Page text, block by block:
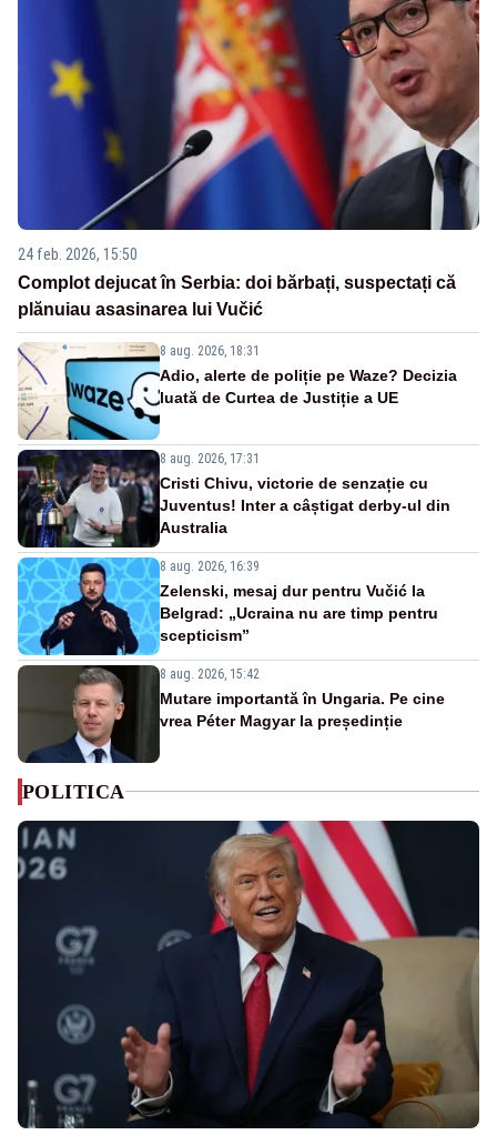
24 feb. 2026, 15:50
Complot dejucat în Serbia: doi bărbați, suspectați că
plănuiau asasinarea lui Vučić
8 aug. 2026, 18:31
Adio, alerte de poliție pe Waze? Decizia
luată de Curtea de Justiție a UE
8 aug. 2026, 17:31
Cristi Chivu, victorie de senzație cu
Juventus! Inter a câștigat derby-ul din
Australia
8 aug. 2026, 16:39
Zelenski, mesaj dur pentru Vučić la
Belgrad: „Ucraina nu are timp pentru
scepticism”
8 aug. 2026, 15:42
Mutare importantă în Ungaria. Pe cine
vrea Péter Magyar la președinție
POLITICA